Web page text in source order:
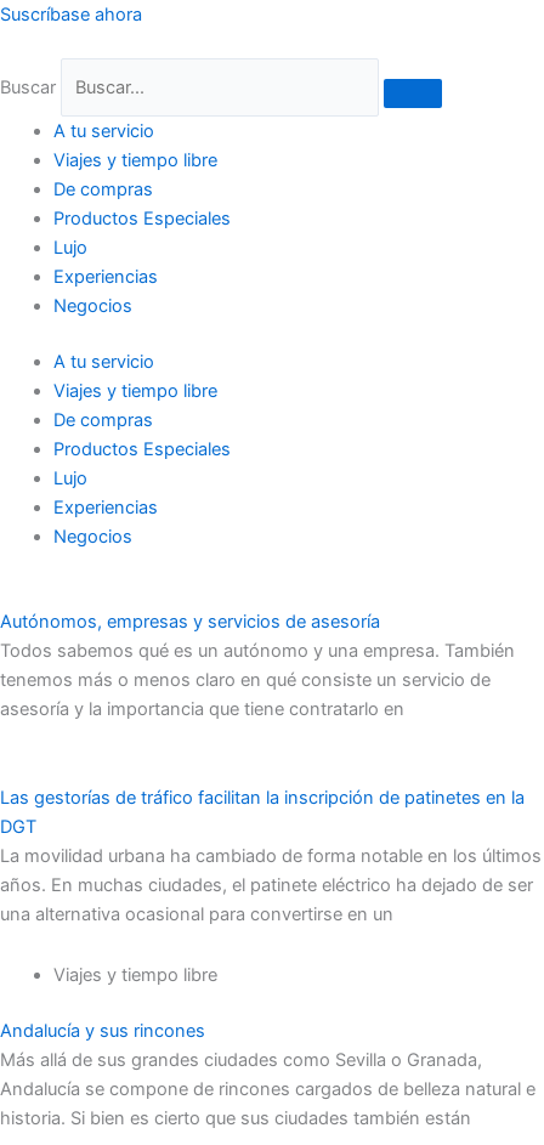
Ir
Suscríbase ahora
Buscar
A tu servicio
Viajes y tiempo libre
De compras
Productos Especiales
Lujo
Experiencias
Negocios
A tu servicio
Viajes y tiempo libre
De compras
Productos Especiales
Lujo
Experiencias
Negocios
Autónomos, empresas y servicios de asesoría
Todos sabemos qué es un autónomo y una empresa. También
tenemos más o menos claro en qué consiste un servicio de
asesoría y la importancia que tiene contratarlo en
Las gestorías de tráfico facilitan la inscripción de patinetes en la
DGT
La movilidad urbana ha cambiado de forma notable en los últimos
años. En muchas ciudades, el patinete eléctrico ha dejado de ser
una alternativa ocasional para convertirse en un
Viajes y tiempo libre
Andalucía y sus rincones
Más allá de sus grandes ciudades como Sevilla o Granada,
Andalucía se compone de rincones cargados de belleza natural e
historia. Si bien es cierto que sus ciudades también están